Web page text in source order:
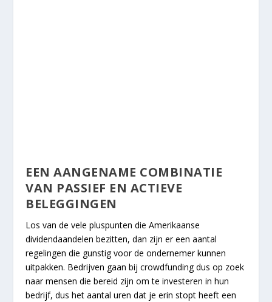
EEN AANGENAME COMBINATIE
VAN PASSIEF EN ACTIEVE
BELEGGINGEN
Los van de vele pluspunten die Amerikaanse
dividendaandelen bezitten, dan zijn er een aantal
regelingen die gunstig voor de ondernemer kunnen
uitpakken. Bedrijven gaan bij crowdfunding dus op zoek
naar mensen die bereid zijn om te investeren in hun
bedrijf, dus het aantal uren dat je erin stopt heeft een